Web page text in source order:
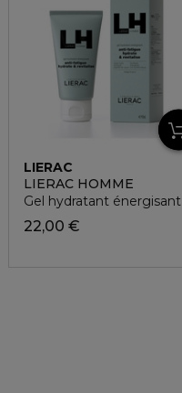
LIERAC
LIERAC HOMME
Gel hydratant énergisant
22,00 €